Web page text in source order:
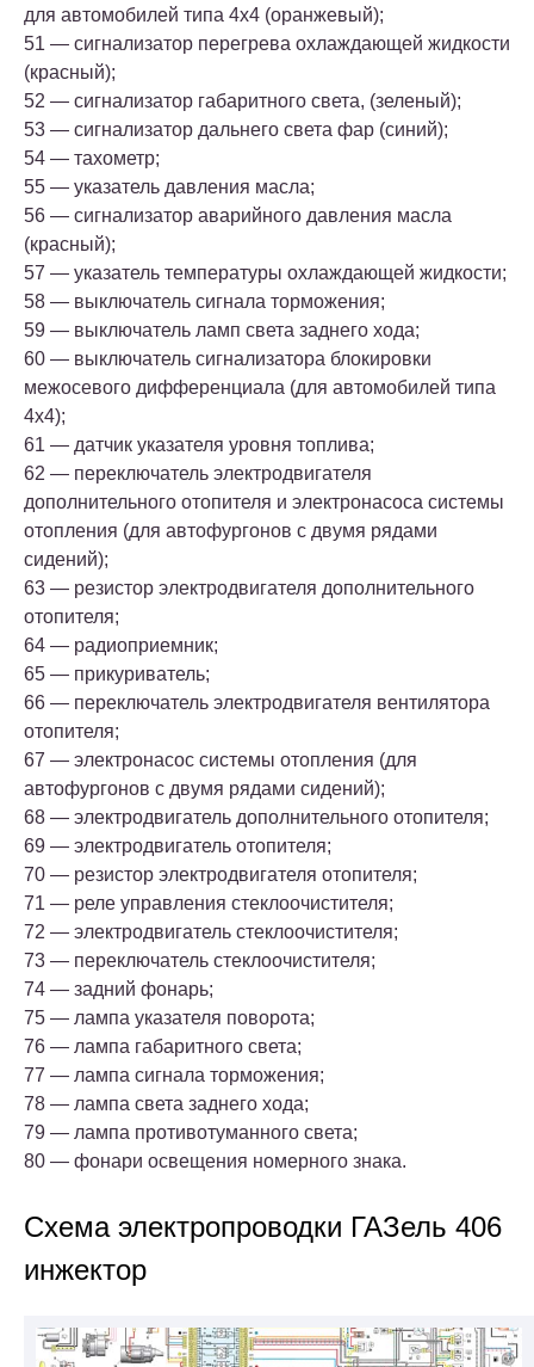
для автомобилей типа 4х4 (оранжевый);
51 — сигнализатор перегрева охлаждающей жидкости
(красный);
52 — сигнализатор габаритного света, (зеленый);
53 — сигнализатор дальнего света фар (синий);
54 — тахометр;
55 — указатель давления масла;
56 — сигнализатор аварийного давления масла
(красный);
57 — указатель температуры охлаждающей жидкости;
58 — выключатель сигнала торможения;
59 — выключатель ламп света заднего хода;
60 — выключатель сигнализатора блокировки
межосевого дифференциала (для автомобилей типа
4х4);
61 — датчик указателя уровня топлива;
62 — переключатель электродвигателя
дополнительного отопителя и электронасоса системы
отопления (для автофургонов с двумя рядами
сидений);
63 — резистор электродвигателя дополнительного
отопителя;
64 — радиоприемник;
65 — прикуриватель;
66 — переключатель электродвигателя вентилятора
отопителя;
67 — электронасос системы отопления (для
автофургонов с двумя рядами сидений);
68 — электродвигатель дополнительного отопителя;
69 — электродвигатель отопителя;
70 — резистор электродвигателя отопителя;
71 — реле управления стеклоочистителя;
72 — электродвигатель стеклоочистителя;
73 — переключатель стеклоочистителя;
74 — задний фонарь;
75 — лампа указателя поворота;
76 — лампа габаритного света;
77 — лампа сигнала торможения;
78 — лампа света заднего хода;
79 — лампа противотуманного света;
80 — фонари освещения номерного знака.
Схема электропроводки ГАЗель 406
инжектор